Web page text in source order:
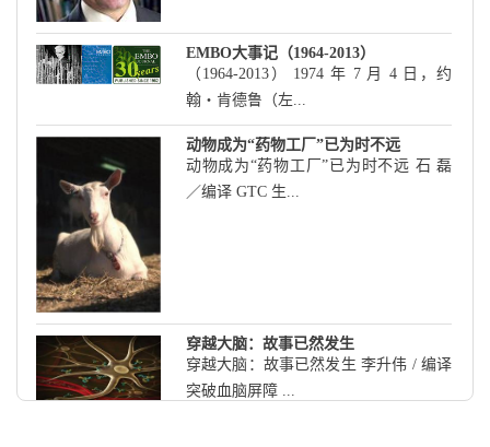
EMBO大事记（1964-2013）
（1964-2013） 1974 年 7 月 4 日，约
翰・肯德鲁（左...
动物成为“药物工厂”已为时不远
动物成为“药物工厂”已为时不远 石 磊
／编译 GTC 生...
穿越大脑：故事已然发生
穿越大脑：故事已然发生 李升伟 / 编译
突破血脑屏障 ...